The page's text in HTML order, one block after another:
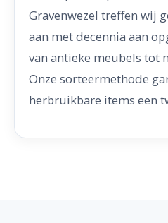
Gravenwezel treffen wij
aan met decennia aan
van antieke meubels tot
Onze sorteermethode
herbruikbare items een